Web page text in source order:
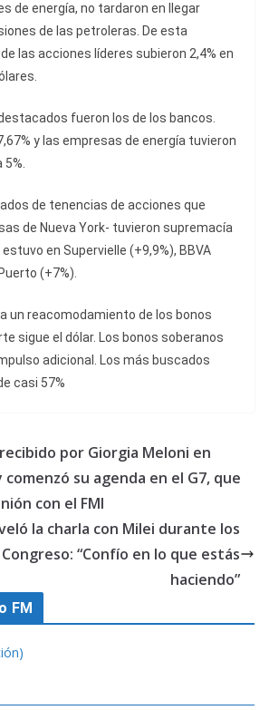
de energía, no tardaron en llegar
de las petroleras. De esta
las acciones líderes subieron 2,4% en
fueron los de los bancos.
y las empresas de energía tuvieron
de tenencias de acciones que
de Nueva York- tuvieron supremacía
en Supervielle (+9,9%), BBVA
(+7%).
un reacomodamiento de los bonos
sigue el dólar. Los bonos soberanos
adicional. Los más buscados
casi 57%
por Giorgia Meloni en
comenzó su agenda en el G7, que
con el FMI
la charla con Milei durante los
“Confío en lo que estás
haciendo”
FM